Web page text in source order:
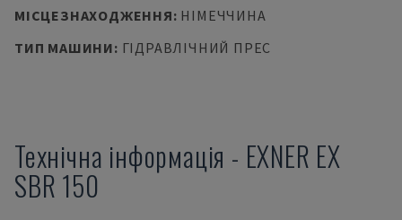
МІСЦЕЗНАХОДЖЕННЯ: НІМЕЧЧИНА
ТИП МАШИНИ: ГІДРАВЛІЧНИЙ ПРЕС
Технічна інформація - EXNER EX
SBR 150